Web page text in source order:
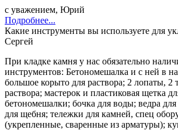
с уважением, Юрий
Подробнее...
Какие инструменты вы используете для
Сергей
При кладке камня у нас обязательно
инструментов: Бетономешалка и с ней в
большое корыто для раствора; 2 лопаты, 2
раствора; мастерок и пластиковая щетка
бетономешалки; бочка для воды; ведра для
для щебня; тележки для камней, спец
(укрепленные, сваренные из арматуры);